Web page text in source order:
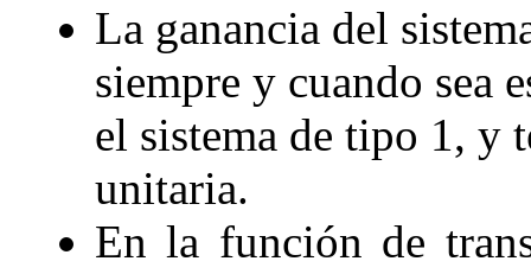
La ganancia del
siempre y cuando sea
el sistema de tipo 1, y
unitaria.
En la función de